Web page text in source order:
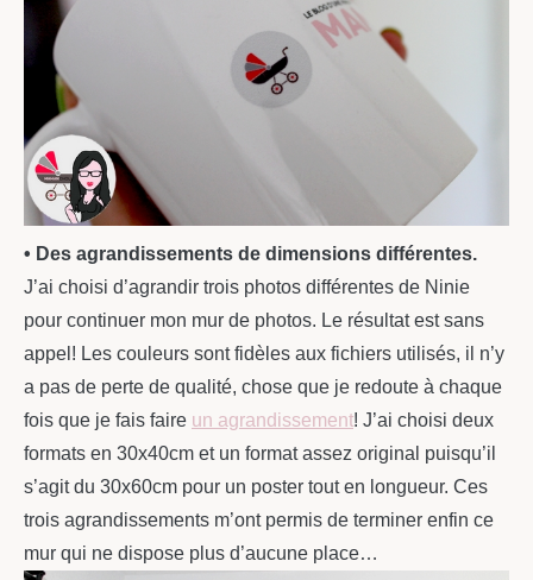
• Des agrandissements de dimensions différentes.
J’ai choisi d’agrandir trois photos différentes de Ninie
pour continuer mon mur de photos. Le résultat est sans
appel! Les couleurs sont fidèles aux fichiers utilisés, il n’y
a pas de perte de qualité, chose que je redoute à chaque
fois que je fais faire un agrandissement! J’ai choisi deux
formats en 30x40cm et un format assez original puisqu’il
s’agit du 30x60cm pour un poster tout en longueur. Ces
trois agrandissements m’ont permis de terminer enfin ce
mur qui ne dispose plus d’aucune place…